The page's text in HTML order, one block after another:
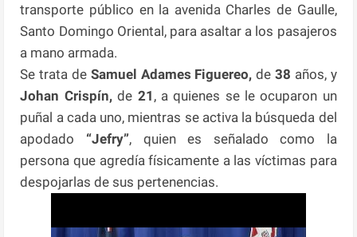
transporte público en la avenida Charles de Gaulle,
Santo Domingo Oriental, para asaltar a los pasajeros
a mano armada.
Se trata de Samuel Adames Figuereo, de 38 años, y
Johan Crispín,de 21 , a quienes se le ocuparon un
puñal a cada uno, mientras se activa la búsqueda del
apodado “Jefry”, quien es señalado como la
persona que agredía físicamente a las víctimas para
despojarlas de sus pertenencias.